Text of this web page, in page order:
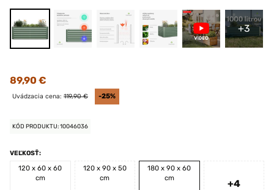
+3
89,90 €
Uvádzacia cena: 119,90 € -25%
KÓD PRODUKTU: 10046036
VEĽKOSŤ:
120 x 60 x 60
cm
120 x 90 x 50
cm
180 x 90 x 60
cm
+4